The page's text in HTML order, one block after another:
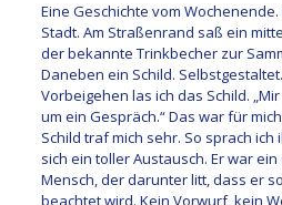
Eine Geschichte vom
Stadt. Am Straßenrand saß ein
der bekannte Trinkbecher zur
Daneben ein Schild.
Vorbeigehen las ich das Schild.
um ein Gespräch.“ Das war für
Schild traf mich sehr. So sprach
sich ein toller Austausch. Er war
Mensch, der darunter litt, dass er
beachtet wird. Kein Vorwurf, kein